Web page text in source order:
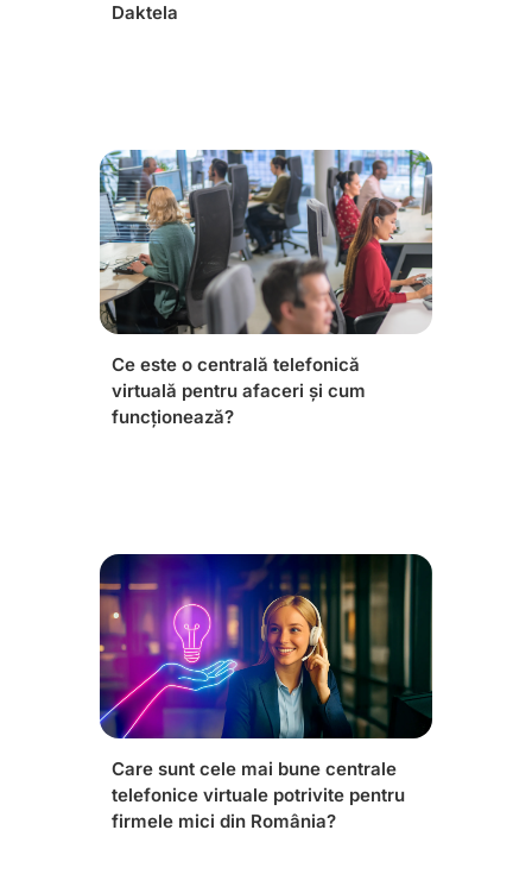
Daktela
Ce este o centrală telefonică
virtuală pentru afaceri și cum
funcționează?
Care sunt cele mai bune centrale
telefonice virtuale potrivite pentru
firmele mici din România?